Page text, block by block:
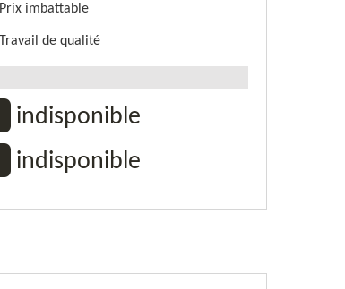
Prix imbattable
Travail de qualité
indisponible
indisponible